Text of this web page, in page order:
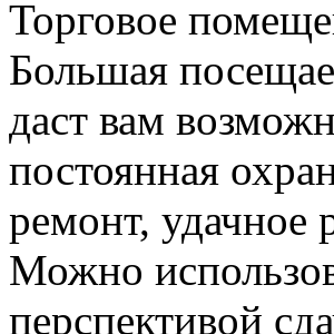
Торговое
Большая
даст вам
постоянная
ремонт, удачное
Можно
перспективой